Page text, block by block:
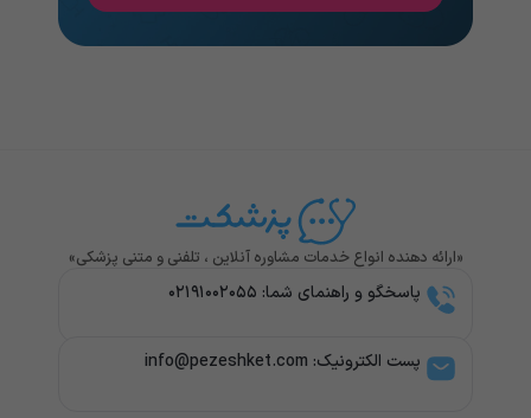
«ارائه دهنده انواع خدمات مشاوره آنلاین ، تلفنی و متنی پزشکی»
پاسخگو و راهنمای شما: ۰۲۱۹۱۰۰۲۰۵۵
پست الکترونیک: info@pezeshket.com​